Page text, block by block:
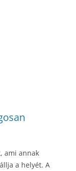
ami annak
a helyét. A